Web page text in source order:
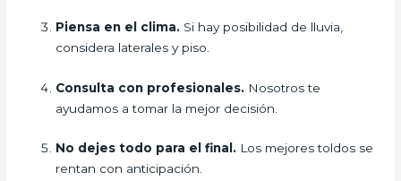
Piensa en el clima. Si hay posibilidad de lluvia,
considera laterales y piso.
Consulta con profesionales. Nosotros te
ayudamos a tomar la mejor decisión.
No dejes todo para el final. Los mejores toldos se
rentan con anticipación.